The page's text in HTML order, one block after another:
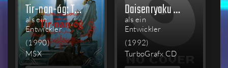
Tir-nan-óg: The Forbidden Tower
als ein
Entwickler
(1990)
MSX
Daisenryaku II: Campaign Version
als ein
Entwickler
(1992)
TurboGrafx CD